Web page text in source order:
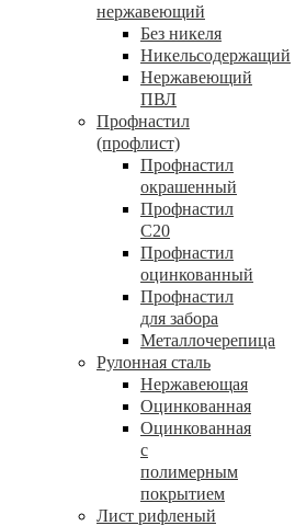
нержавеющий
Без никеля
Никельсодержащий
Нержавеющий
ПВЛ
Профнастил
(профлист)
Профнастил
окрашенный
Профнастил
С20
Профнастил
оцинкованный
Профнастил
для забора
Металлочерепица
Рулонная сталь
Нержавеющая
Оцинкованная
Оцинкованная
с
полимерным
покрытием
Лист рифленый